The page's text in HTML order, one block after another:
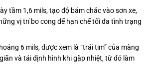
tầm 1,6 mils, tạo độ bám chắc vào sơn xe,
vị trí bo cong để hạn chế tối đa tình trạng
6 mils, được xem là “trái tim” của màng
và tái định hình khi gặp nhiệt, từ đó làm